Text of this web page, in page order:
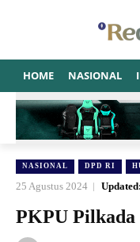
HOME NASIONAL
NASIONAL DPD RI
25 Agustus 2024 Updated:
PKPU Pilkada